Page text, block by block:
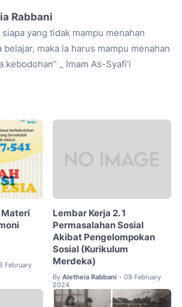
Rabbani
siapa yang tidak mampu menahan
belajar, maka ia harus mampu menahan
kebodohan” _ Imam As-Syafi’i
Materi
February
Lembar Kerja 2. 1
Permasalahan Sosial
Akibat Pengelompokan
Sosial (Kurikulum
Merdeka)
By Aletheia Rabbani • 09 February
2024